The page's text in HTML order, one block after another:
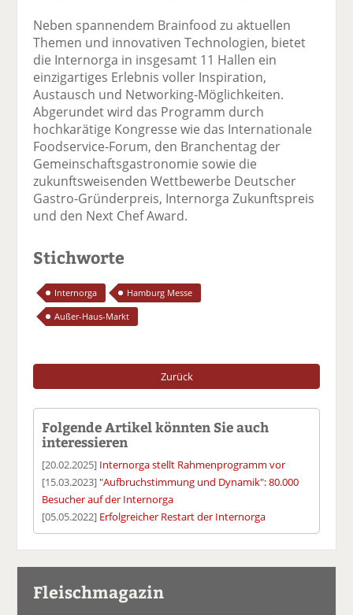
Neben spannendem Brainfood zu aktuellen
Themen und innovativen Technologien, bietet
die Internorga in insgesamt 11 Hallen ein
einzigartiges Erlebnis voller Inspiration,
Austausch und Networking-Möglichkeiten.
Abgerundet wird das Programm durch
hochkarätige Kongresse wie das Internationale
Foodservice-Forum, den Branchentag der
Gemeinschaftsgastronomie sowie die
zukunftsweisenden Wettbewerbe Deutscher
Gastro-Gründerpreis, Internorga Zukunftspreis
und den Next Chef Award.
Stichworte
Internorga
Hamburg Messe
Außer-Haus-Markt
Zurück
Folgende Artikel könnten Sie auch
interessieren
[20.02.2025] Internorga stellt Rahmenprogramm vor
[15.03.2023]"Aufbruchstimmung und Dynamik": 80.000
Besucher auf der Internorga
[05.05.2022] Erfolgreicher Restart der Internorga
Fleischmagazin